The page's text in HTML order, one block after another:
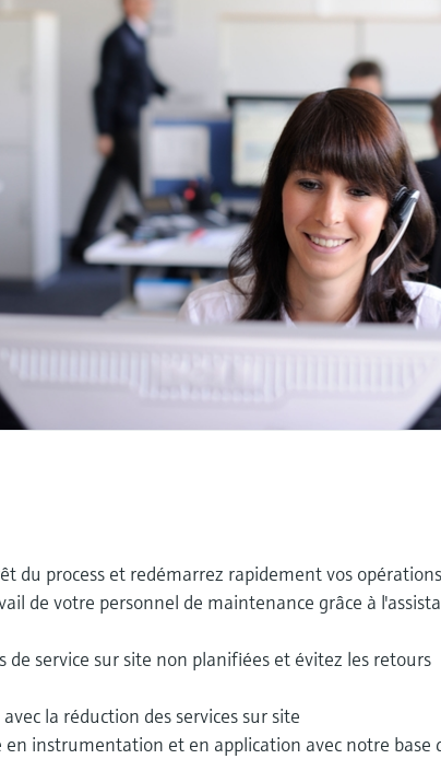
du process et redémarrez rapidement vos opérations
de votre personnel de maintenance grâce à
de service sur site non planifiées et évitez les retours
la réduction des services sur site
instrumentation et en application avec notre base